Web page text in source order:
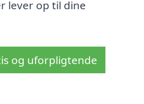
lever op til dine
og uforpligtende